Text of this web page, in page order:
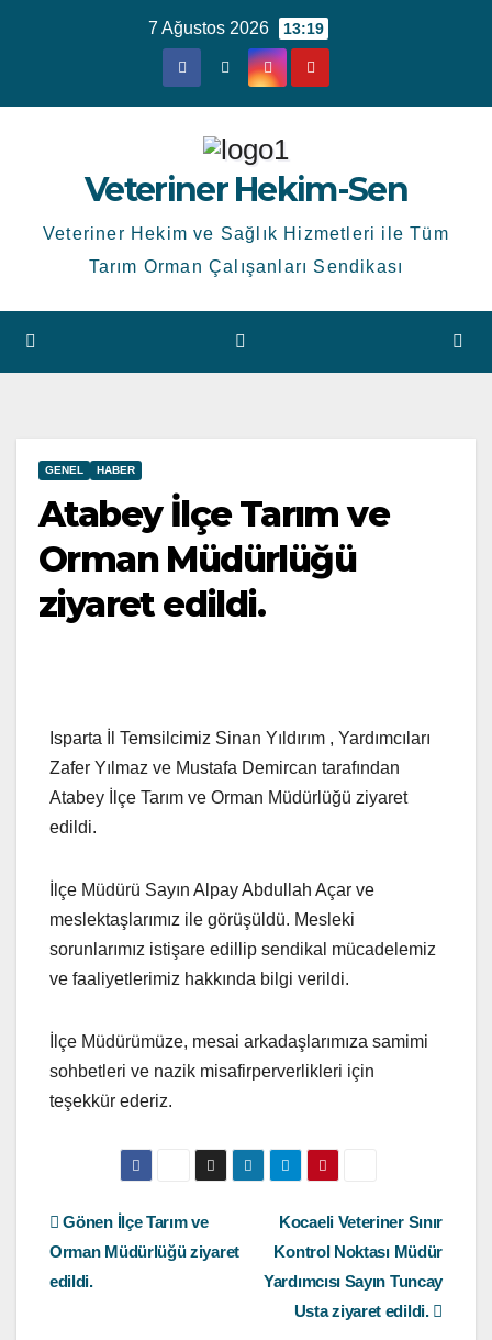
7 Ağustos 2026 13:19
Veteriner Hekim-Sen
Veteriner Hekim ve Sağlık Hizmetleri ile Tüm
Tarım Orman Çalışanları Sendikası
GENEL HABER
Atabey İlçe Tarım ve
Orman Müdürlüğü
ziyaret edildi.
Isparta İl Temsilcimiz Sinan Yıldırım , Yardımcıları
Zafer Yılmaz ve Mustafa Demircan tarafından
Atabey İlçe Tarım ve Orman Müdürlüğü ziyaret
edildi.
İlçe Müdürü Sayın Alpay Abdullah Açar ve
meslektaşlarımız ile görüşüldü. Mesleki
sorunlarımız istişare edillip sendikal mücadelemiz
ve faaliyetlerimiz hakkında bilgi verildi.
İlçe Müdürümüze, mesai arkadaşlarımıza samimi
sohbetleri ve nazik misafirperverlikleri için
teşekkür ederiz.
Yazı
gezinmesi
Kocaeli Veteriner Sınır
Kontrol Noktası Müdür
Yardımcısı Sayın Tuncay
Usta ziyaret edildi.
Gönen İlçe Tarım ve
Orman Müdürlüğü ziyaret
edildi.